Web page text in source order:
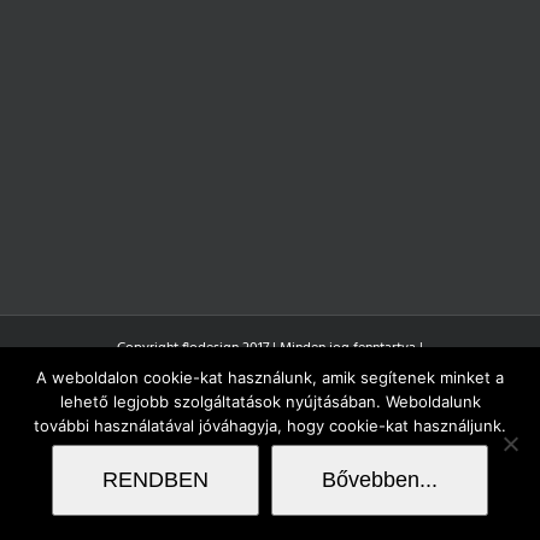
Copyright flodesign 2017 | Minden jog fenntartva |
A weboldalon cookie-kat használunk, amik segítenek minket a
lehető legjobb szolgáltatások nyújtásában. Weboldalunk
további használatával jóváhagyja, hogy cookie-kat használjunk.
RENDBEN Bővebben...